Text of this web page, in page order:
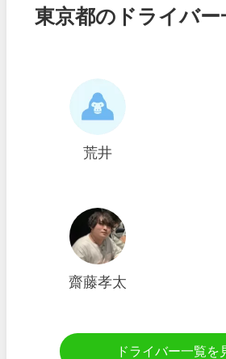
東京都のドライバー
荒井
齋藤孝太
ドライバー一覧を